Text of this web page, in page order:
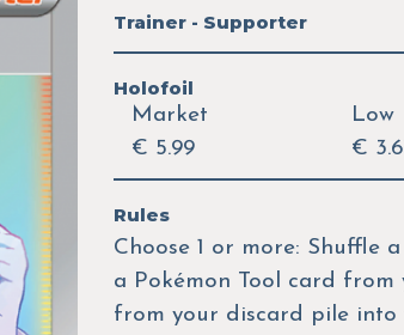
Trainer - Supporter
Holofoil
Market
€ 5.99
Low
€
Rules
Choose 1 or more: Shuffle
a Pokémon Tool card
from your discard pile into